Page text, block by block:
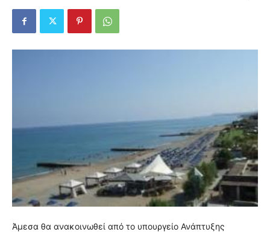
Άμεσα θα ανακοινωθεί από το υπουργείο Ανάπτυξης